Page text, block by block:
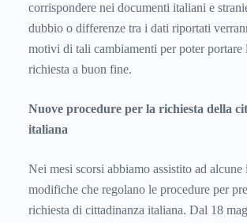
corrispondere nei documenti italiani e
dubbio o differenze tra i dati riportati
motivi di tali cambiamenti per poter portare
richiesta a buon fine.
Nuove procedure per la richiesta della
italiana
Nei mesi scorsi abbiamo assistito ad alcune
modifiche che regolano le procedure per
richiesta di cittadinanza italiana. Dal 18